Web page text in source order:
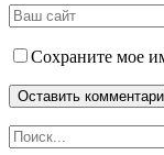
Сохраните мое